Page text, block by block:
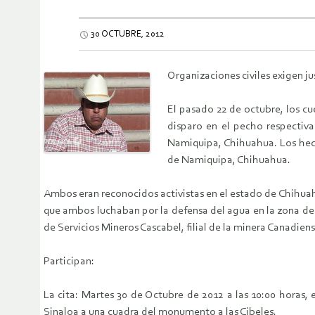
30 OCTUBRE, 2012
Organizaciones civiles exigen
El pasado 22 de octubre, los
disparo en el pecho
Namiquipa, Chihuahua. Los
de Namiquipa, Chihuahua.
Ambos eran reconocidos activistas en el estado de
que ambos luchaban por la defensa del agua en la zona
de Servicios Mineros Cascabel, filial de la minera
Participan:
La cita: Martes 30 de Octubre de 2012 a las 10:00
Sinaloa a una cuadra del monumento a las Cibeles.